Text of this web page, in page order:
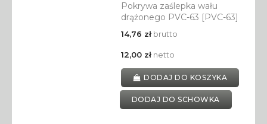
Pokrywa zaślepka wału
drążonego PVC-63 [PVC-63]
14,76 złbrutto
12,00 złnetto
DODAJ DO KOSZYKA
DODAJ DO SCHOWKA